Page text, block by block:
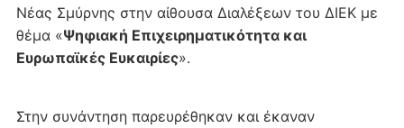
Νέας Σμύρνης στην αίθουσα Διαλέξεων του ΔΙΕΚ με
θέμα «Ψηφιακή Επιχειρηματικότητα και
Ευρωπαϊκές Ευκαιρίες».
Στην συνάντηση παρευρέθηκαν και έκαναν